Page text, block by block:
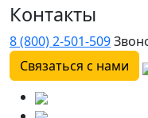
Контакты
8 (800) 2-501-509
Связаться с нами